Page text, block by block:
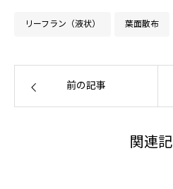
リーフラン（液状） 葉面散布
前の記事
関連